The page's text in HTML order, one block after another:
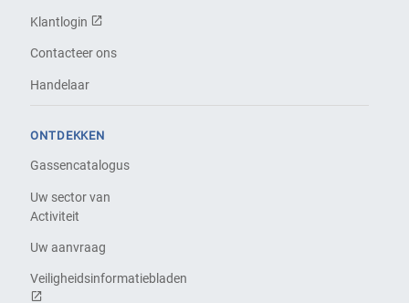
Klantlogin
Contacteer ons
Handelaar
ONTDEKKEN
Gassencatalogus
Uw sector van
Activiteit
Uw aanvraag
Veiligheidsinformatiebladen